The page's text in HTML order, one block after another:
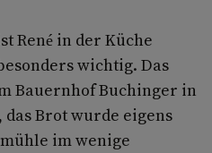
René in der Küche
wichtig. Das
Bauernhof Buchinger in
Brot wurde eigens
im wenige